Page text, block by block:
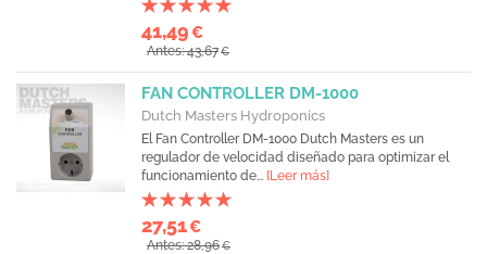
41,49€
Antes: 43,67€
FAN CONTROLLER DM-1000
Dutch Masters Hydroponics
El Fan Controller DM-1000 Dutch Masters es un
regulador de velocidad diseñado para optimizar el
funcionamiento de... [Leer más]
27,51€
Antes: 28,96€